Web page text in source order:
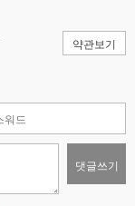
약관보기
댓글쓰기